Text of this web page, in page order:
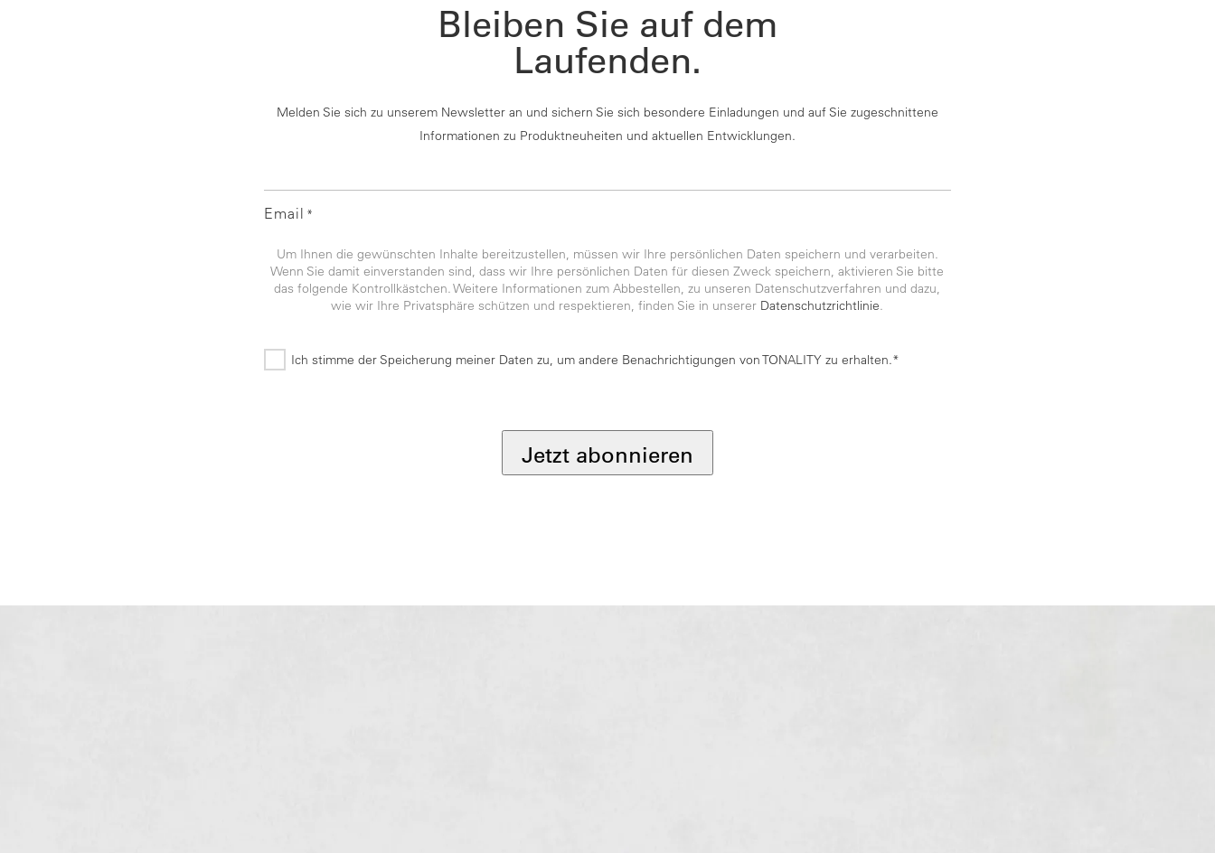
Bleiben Sie auf dem
Laufenden.
Melden Sie sich zu unserem Newsletter an und sichern Sie sich besondere Einladungen und auf Sie zugeschnittene
Informationen zu Produktneuheiten und aktuellen Entwicklungen.
Email *
Um Ihnen die gewünschten Inhalte bereitzustellen, müssen wir Ihre persönlichen Daten speichern und verarbeiten.
Wenn Sie damit einverstanden sind, dass wir Ihre persönlichen Daten für diesen Zweck speichern, aktivieren Sie bitte
das folgende Kontrollkästchen. Weitere Informationen zum Abbestellen, zu unseren Datenschutzverfahren und dazu,
wie wir Ihre Privatsphäre schützen und respektieren, finden Sie in unserer Datenschutzrichtlinie.
Ich stimme der Speicherung meiner Daten zu, um andere Benachrichtigungen von TONALITY zu erhalten.*
Jetzt abonnieren